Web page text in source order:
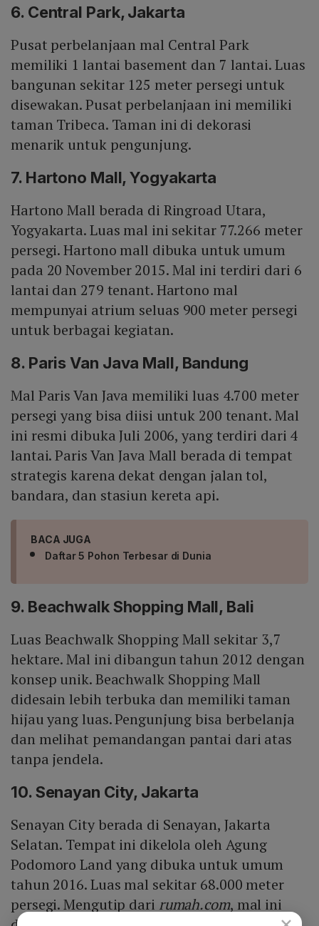
6. Central Park, Jakarta
Pusat perbelanjaan mal Central Park
memiliki 1 lantai basement dan 7 lantai. Luas
bangunan sekitar 125 meter persegi untuk
disewakan. Pusat perbelanjaan ini memiliki
taman Tribeca. Taman ini di dekorasi
menarik untuk pengunjung.
7. Hartono Mall, Yogyakarta
Hartono Mall berada di Ringroad Utara,
Yogyakarta. Luas mal ini sekitar 77.266 meter
persegi. Hartono mall dibuka untuk umum
pada 20 November 2015. Mal ini terdiri dari 6
lantai dan 279 tenant. Hartono mal
mempunyai atrium seluas 900 meter persegi
untuk berbagai kegiatan.
8. Paris Van Java Mall, Bandung
Mal Paris Van Java memiliki luas 4.700 meter
persegi yang bisa diisi untuk 200 tenant. Mal
ini resmi dibuka Juli 2006, yang terdiri dari 4
lantai. Paris Van Java Mall berada di tempat
strategis karena dekat dengan jalan tol,
bandara, dan stasiun kereta api.
BACA JUGA
Daftar 5 Pohon Terbesar di Dunia
9. Beachwalk Shopping Mall, Bali
Luas Beachwalk Shopping Mall sekitar 3,7
hektare. Mal ini dibangun tahun 2012 dengan
konsep unik. Beachwalk Shopping Mall
didesain lebih terbuka dan memiliki taman
hijau yang luas. Pengunjung bisa berbelanja
dan melihat pemandangan pantai dari atas
tanpa jendela.
10. Senayan City, Jakarta
Senayan City berada di Senayan, Jakarta
Selatan. Tempat ini dikelola oleh Agung
Podomoro Land yang dibuka untuk umum
tahun 2016. Luas mal sekitar 68.000 meter
persegi. Mengutip dari rumah.com, mal ini